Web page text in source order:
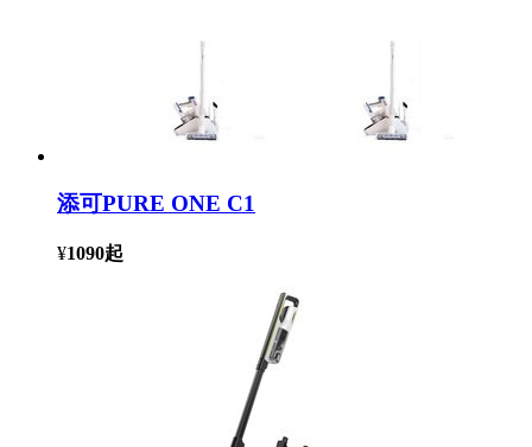
添可PURE ONE C1
¥1090起